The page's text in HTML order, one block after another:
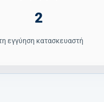
2
εγγύηση κατασκευαστή